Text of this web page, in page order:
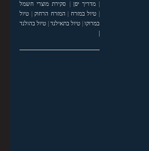
|מדריך יפן
סקירת מוצרי חשמל
טיול במזרח המזרח הרחוק| טיול
במרוקו| טיול בתאילנד| טיול בהולנד